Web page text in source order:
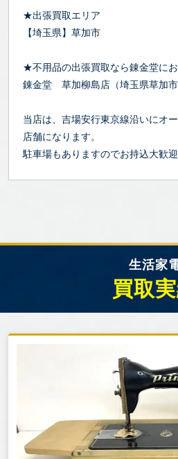
★出張買取エリア
【埼玉県】草加市
★不用品の出張買取なら錬金堂にお
錬金堂 草加柳島店（埼玉県草加市
当店は、吉場安行東京線沿いにオ
店舗になります。
駐車場もありますのでお持込大歓迎
生活家
買取